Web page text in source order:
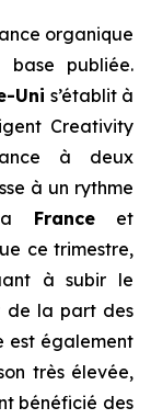
organique
publiée.
Uni s’établit à
Creativity
à deux
à un rythme
Franceet
ce trimestre,
à subir le
de la part des
est également
très élevée,
bénéficié des